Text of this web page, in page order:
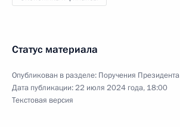
Статус материала
Опубликован в разделе: Поручения Президента
Дата публикации:22 июля 2024 года, 18:00
Текстовая версия